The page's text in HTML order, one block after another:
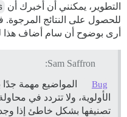
التطوير، يمكنني أن أخبرك أن
للحصول على النتائج المرجوة.
أرى بوضوح أن سام أضاف هذا
Sam Saffron:
Bug
المواضيع مهمة جدًا
الأولوية، ولا تتردد في
تصنيفها بشكل خاطئ إذا